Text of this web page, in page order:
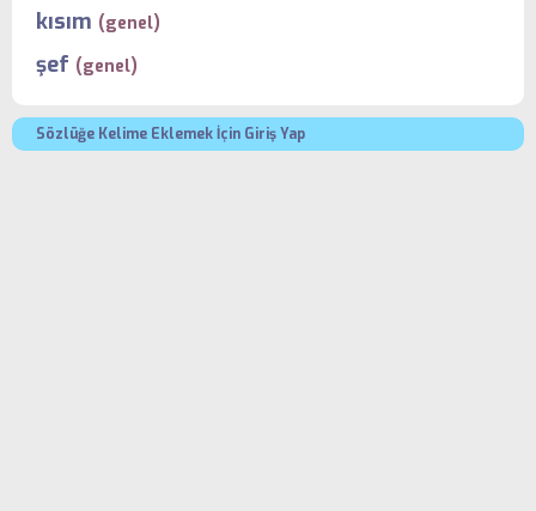
kısım (genel)
şef (genel)
Sözlüğe Kelime Eklemek İçin Giriş Yap